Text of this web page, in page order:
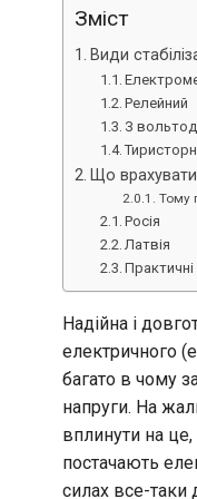
Зміст
Види
Релейний
З
Що
Тому
Росія
Латвія
Надійна і
електричного
багато в чому
напруги. На
вплинути на
постачають
силах все-таки